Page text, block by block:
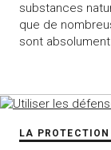
substances
que de
sont
LA